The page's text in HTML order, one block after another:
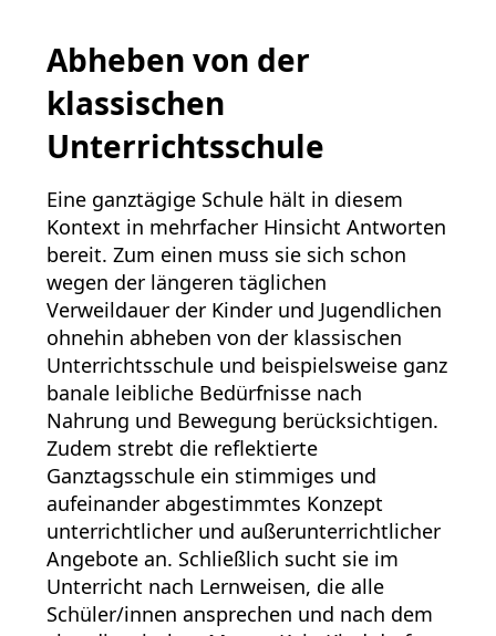
Abheben von der
klassischen
Unterrichtsschule
Eine ganztägige Schule hält in diesem
Kontext in mehrfacher Hinsicht Antworten
bereit. Zum einen muss sie sich schon
wegen der längeren täglichen
Verweildauer der Kinder und Jugendlichen
ohnehin abheben von der klassischen
Unterrichtsschule und beispielsweise ganz
banale leibliche Bedürfnisse nach
Nahrung und Bewegung berücksichtigen.
Zudem strebt die reflektierte
Ganztagsschule ein stimmiges und
aufeinander abgestimmtes Konzept
unterrichtlicher und außerunterrichtlicher
Angebote an. Schließlich sucht sie im
Unterricht nach Lernweisen, die alle
Schüler/innen ansprechen und nach dem